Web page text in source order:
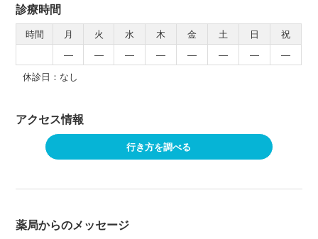
診療時間
時間 月 火 水 木 金 土 日
祝
―
― ― ― ― ― ―
―
休診日：なし
アクセス情報
行き方を調べる
薬局からのメッセージ